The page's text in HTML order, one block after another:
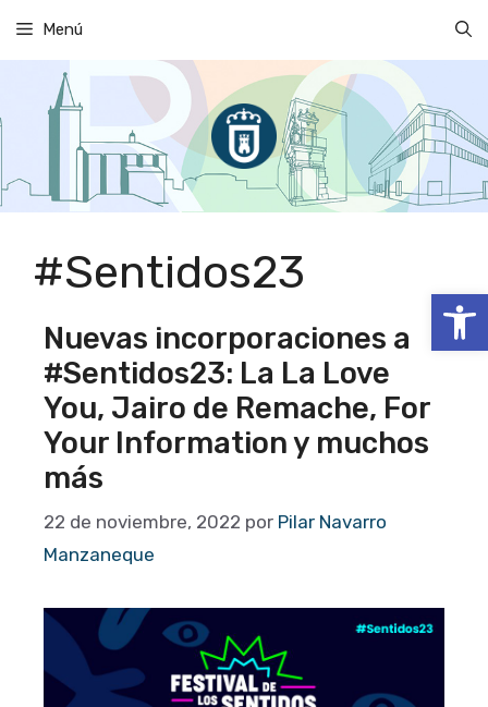
Abrir
contenido
Menú
#Sentidos23
Nuevas incorporaciones a
#Sentidos23: La La Love
You, Jairo de Remache, For
Your Information y muchos
más
22 de noviembre, 2022 por Pilar Navarro
Manzaneque